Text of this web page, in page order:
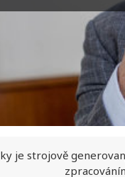
je strojově